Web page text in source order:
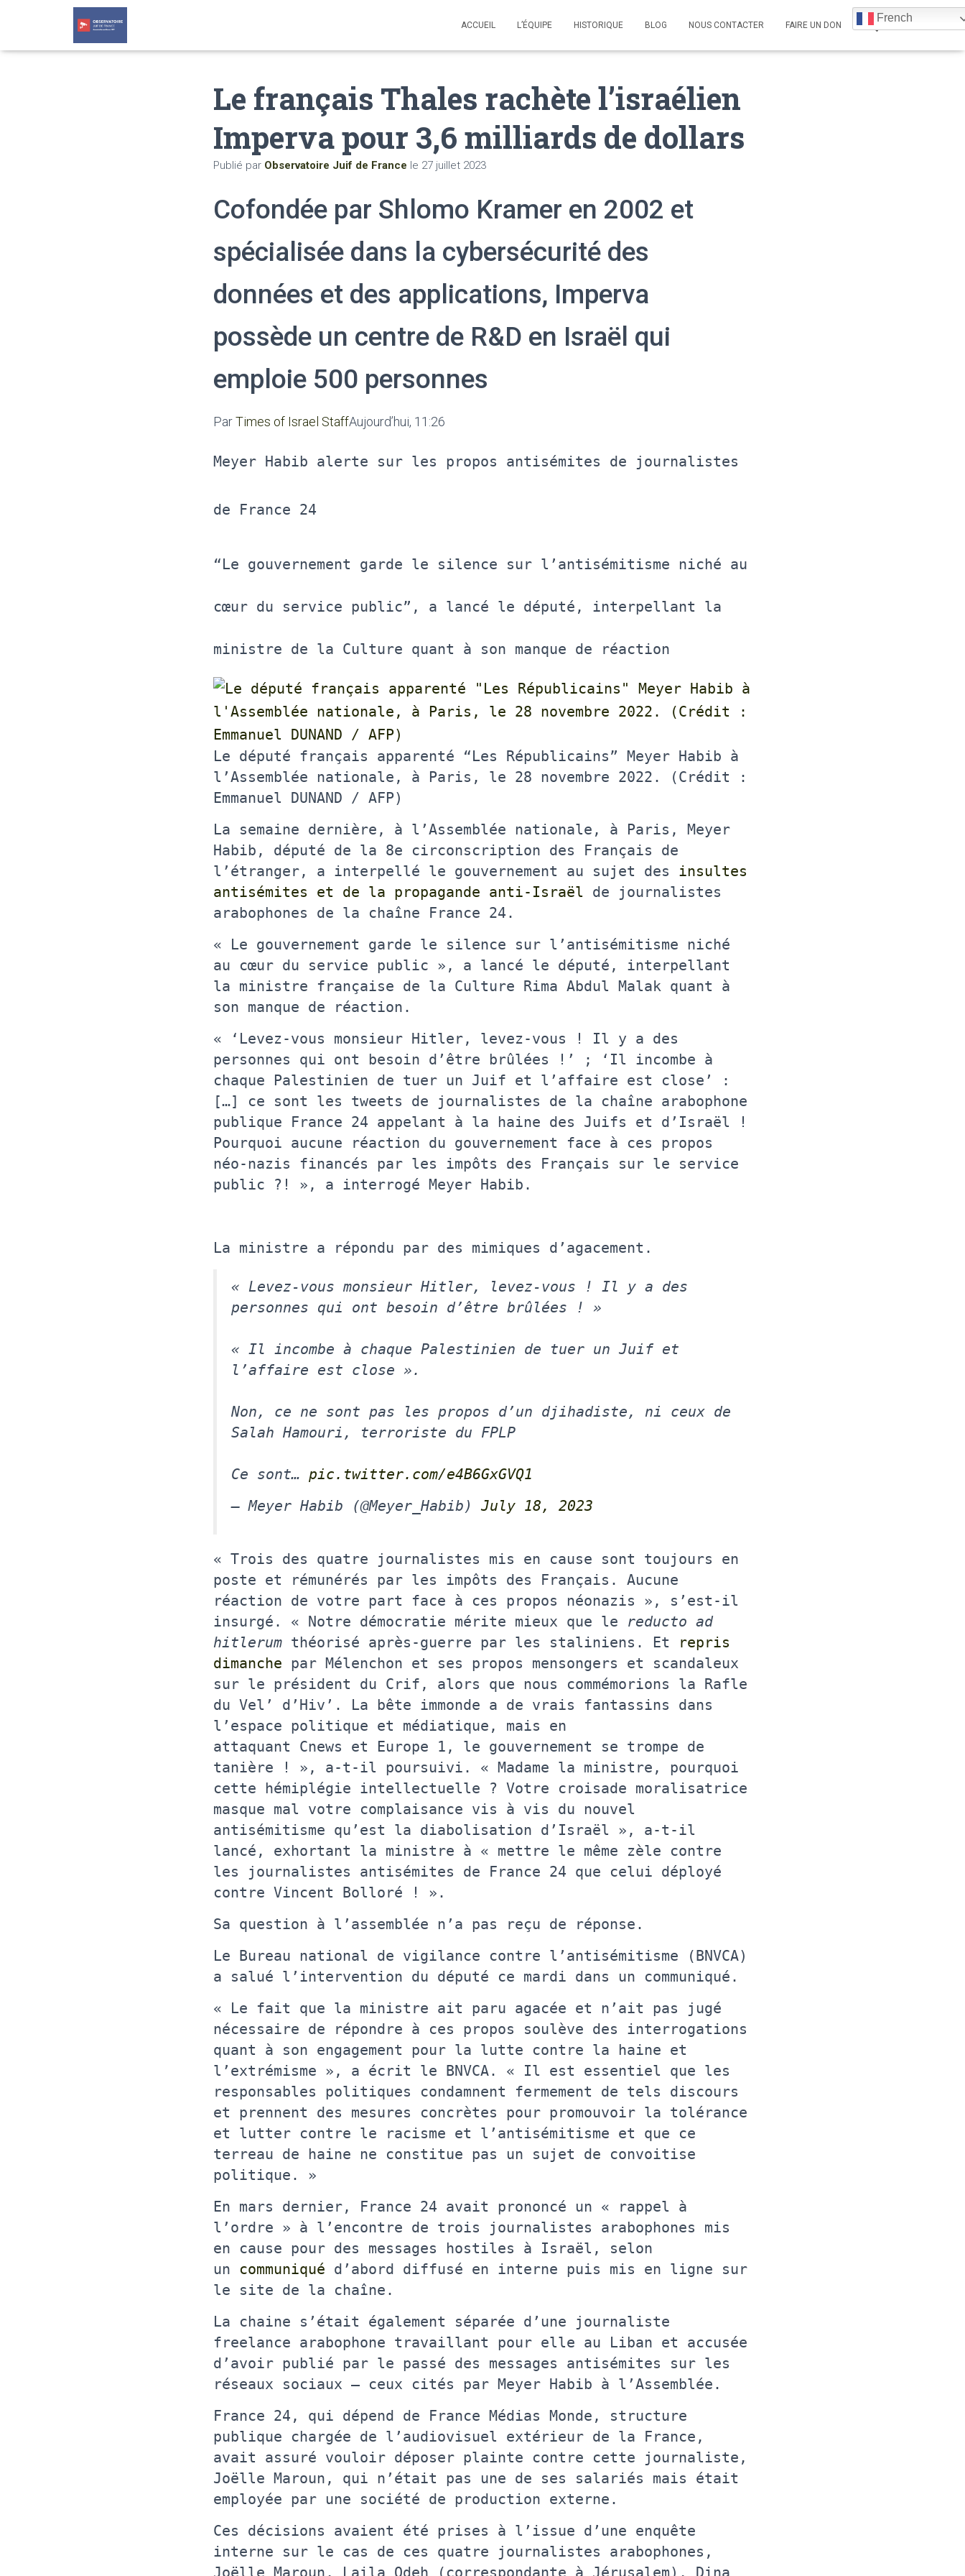
ACCUEIL L’ÉQUIPE HISTORIQUE BLOG NOUS CONTACTER FAIRE UN DON
French
Le français Thales rachète l’israélien
Imperva pour 3,6 milliards de dollars
Publié par Observatoire Juif de France le 27 juillet 2023
Cofondée par Shlomo Kramer en 2002 et
spécialisée dans la cybersécurité des
données et des applications, Imperva
possède un centre de R&D en Israël qui
emploie 500 personnes
ParTimes of Israel StaffAujourd’hui, 11:26
Meyer Habib alerte sur les propos antisémites de journalistes
de France 24
“Le gouvernement garde le silence sur l’antisémitisme niché au
cœur du service public”, a lancé le député, interpellant la
ministre de la Culture quant à son manque de réaction
Le député français apparenté “Les Républicains” Meyer Habib à
l’Assemblée nationale, à Paris, le 28 novembre 2022. (Crédit :
Emmanuel DUNAND / AFP)
La semaine dernière, à l’Assemblée nationale, à Paris, Meyer
Habib, député de la 8e circonscription des Français de
l’étranger, a interpellé le gouvernement au sujet des insultes
antisémites et de la propagande anti-Israël de journalistes
arabophones de la chaîne France 24.
« Le gouvernement garde le silence sur l’antisémitisme niché
au cœur du service public », a lancé le député, interpellant
la ministre française de la Culture Rima Abdul Malak quant à
son manque de réaction.
« ‘Levez-vous monsieur Hitler, levez-vous ! Il y a des
personnes qui ont besoin d’être brûlées !’ ; ‘Il incombe à
chaque Palestinien de tuer un Juif et l’affaire est close’ :
[…] ce sont les tweets de journalistes de la chaîne arabophone
publique France 24 appelant à la haine des Juifs et d’Israël !
Pourquoi aucune réaction du gouvernement face à ces propos
néo-nazis financés par les impôts des Français sur le service
public ?! », a interrogé Meyer Habib.
La ministre a répondu par des mimiques d’agacement.
« Levez-vous monsieur Hitler, levez-vous ! Il y a des
personnes qui ont besoin d’être brûlées ! »
« Il incombe à chaque Palestinien de tuer un Juif et
l’affaire est close ».
Non, ce ne sont pas les propos d’un djihadiste, ni ceux de
Salah Hamouri, terroriste du FPLP
Ce sont… pic.twitter.com/e4B6GxGVQ1
— Meyer Habib (@Meyer_Habib)July 18, 2023
« Trois des quatre journalistes mis en cause sont toujours en
poste et rémunérés par les impôts des Français. Aucune
réaction de votre part face à ces propos néonazis », s’est-il
insurgé. « Notre démocratie mérite mieux que le reducto ad
hitlerum théorisé après-guerre par les staliniens. Et
repris
dimanche par Mélenchon et ses propos mensongers et scandaleux
sur le président du Crif, alors que nous commémorions la Rafle
du Vel’ d’Hiv’. La bête immonde a de vrais fantassins dans
l’espace politique et médiatique, mais en
attaquant Cnews et Europe 1, le gouvernement se trompe de
tanière ! », a-t-il poursuivi. « Madame la ministre, pourquoi
cette hémiplégie intellectuelle ? Votre croisade moralisatrice
masque mal votre complaisance vis à vis du nouvel
antisémitisme qu’est la diabolisation d’Israël », a-t-il
lancé, exhortant la ministre à « mettre le même zèle contre
les journalistes antisémites de France 24 que celui déployé
contre Vincent Bolloré ! ».
Sa question à l’assemblée n’a pas reçu de réponse.
Le Bureau national de vigilance contre l’antisémitisme (BNVCA)
a salué l’intervention du député ce mardi dans un communiqué.
« Le fait que la ministre ait paru agacée et n’ait pas jugé
nécessaire de répondre à ces propos soulève des interrogations
quant à son engagement pour la lutte contre la haine et
l’extrémisme », a écrit le BNVCA. « Il est essentiel que les
responsables politiques condamnent fermement de tels discours
et prennent des mesures concrètes pour promouvoir la tolérance
et lutter contre le racisme et l’antisémitisme et que ce
terreau de haine ne constitue pas un sujet de convoitise
politique. »
En mars dernier, France 24 avait prononcé un « rappel à
l’ordre » à l’encontre de trois journalistes arabophones mis
en cause pour des messages hostiles à Israël, selon
un communiqué d’abord diffusé en interne puis mis en ligne sur
le site de la chaîne.
La chaine s’était également séparée d’une journaliste
freelance arabophone travaillant pour elle au Liban et accusée
d’avoir publié par le passé des messages antisémites sur les
réseaux sociaux – ceux cités par Meyer Habib à l’Assemblée.
France 24, qui dépend de France Médias Monde, structure
publique chargée de l’audiovisuel extérieur de la France,
avait assuré vouloir déposer plainte contre cette journaliste,
Joëlle Maroun, qui n’était pas une de ses salariés mais était
employée par une société de production externe.
Ces décisions avaient été prises à l’issue d’une enquête
interne sur le cas de ces quatre journalistes arabophones,
Joëlle Maroun, Laila Odeh (correspondante à Jérusalem), Dina